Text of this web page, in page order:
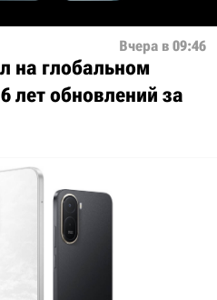
Вчера в 09:46
на глобальном
лет обновлений за